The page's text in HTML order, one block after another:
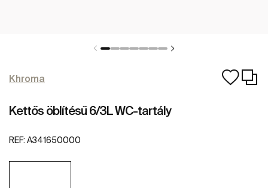
Khroma
Kettős öblítésű 6/3L WC-tartály
REF: A341650000